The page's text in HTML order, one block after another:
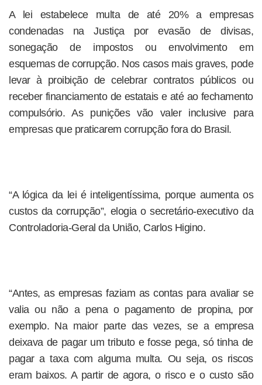
A lei estabelece multa de até 20% a empresas
condenadas na Justiça por evasão de divisas,
sonegação de impostos ou envolvimento em
esquemas de corrupção. Nos casos mais graves, pode
levar à proibição de celebrar contratos públicos ou
receber financiamento de estatais e até ao fechamento
compulsório. As punições vão valer inclusive para
empresas que praticarem corrupção fora do Brasil.
“A lógica da lei é inteligentíssima, porque aumenta os
custos da corrupção”, elogia o secretário-executivo da
Controladoria-Geral da União, Carlos Higino.
“Antes, as empresas faziam as contas para avaliar se
valia ou não a pena o pagamento de propina, por
exemplo. Na maior parte das vezes, se a empresa
deixava de pagar um tributo e fosse pega, só tinha de
pagar a taxa com alguma multa. Ou seja, os riscos
eram baixos. A partir de agora, o risco e o custo são